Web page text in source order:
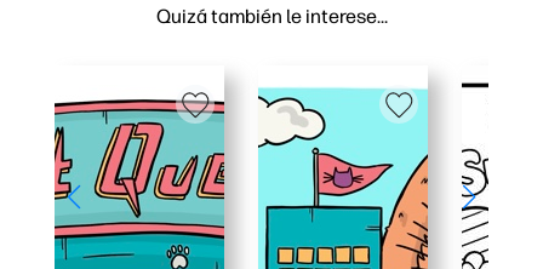
Quizá también le interese…